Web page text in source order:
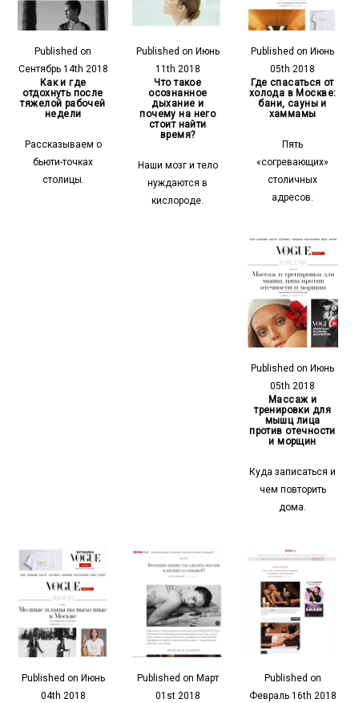
Published on
Сентябрь 14th 2018
Как и где
отдохнуть после
тяжелой рабочей
недели
Рассказываем о
бьюти-точках
столицы.
Published on Июнь
11th 2018
Что такое
осознанное
дыхание и
почему на него
стоит найти
время?
Наши мозг и тело
нуждаются в
кислороде.
Published on Июнь
05th 2018
Где спасаться от
холода в Москве:
бани, сауны и
хаммамы
Пять
«согревающих»
столичных
адресов.
Published on Июнь
05th 2018
Массаж и
тренировки для
мышц лица
против отечности
и морщин
Куда записаться и
чем повторить
дома.
Published on Июнь
04th 2018
Published on Март
01st 2018
Published on
Февраль 16th 2018